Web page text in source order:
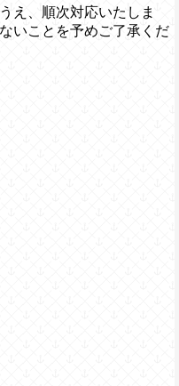
え、順次対応いたしま
いことを予めご了承くだ